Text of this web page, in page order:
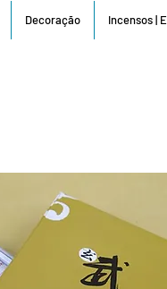
Decoração Incensos |